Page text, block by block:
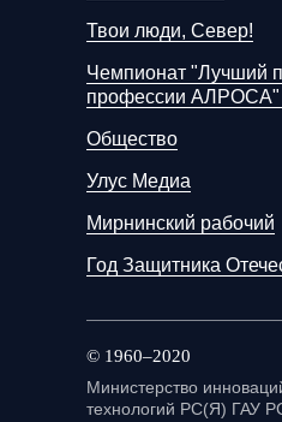
Твои люди, Север!
Чемпионат "Лучший
профессии АЛРОСА"
Общество
Улус Медиа
Мирнинский рабочий
Год Защитника
© 1960–2020
Министерство
технологий РС(Я) ГАУ